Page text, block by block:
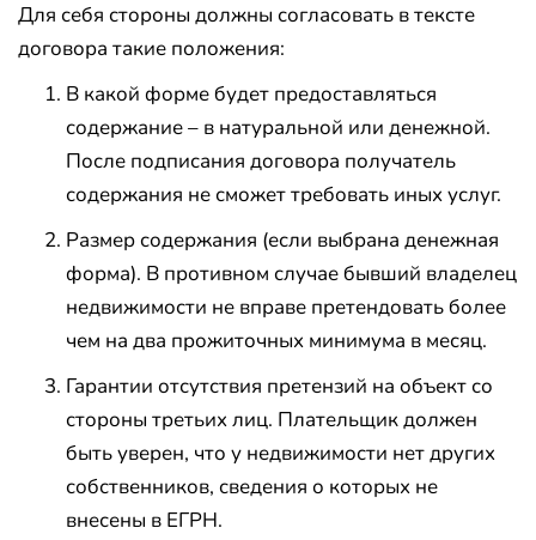
Для себя стороны должны согласовать в тексте
договора такие положения:
В какой форме будет предоставляться
содержание – в натуральной или денежной.
После подписания договора получатель
содержания не сможет требовать иных услуг.
Размер содержания (если выбрана денежная
форма). В противном случае бывший владелец
недвижимости не вправе претендовать более
чем на два прожиточных минимума в месяц.
Гарантии отсутствия претензий на объект со
стороны третьих лиц. Плательщик должен
быть уверен, что у недвижимости нет других
собственников, сведения о которых не
внесены в ЕГРН.